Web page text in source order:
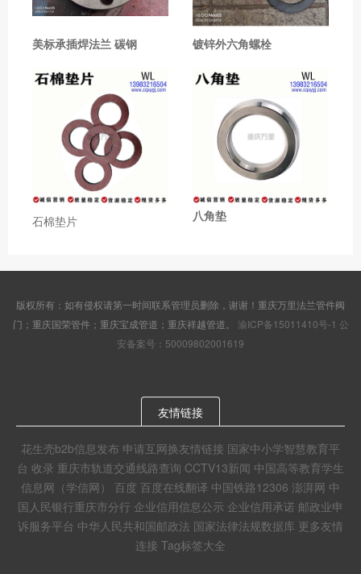
美标承插焊法兰 碳钢 镀锌外六角螺栓
石棉垫片 八角垫
版权所有：如有侵权请第一时间联系管理员删除，谢谢！重庆万里法兰管件阀
门；重庆国荣管件；重庆宝成管道；重庆祥越管道。 渝ICP备15011410号-1 公
安备案号：50009802001619
友情链接
花生壳b2b信息发布 申请互网换友情链接 国家中小学智慧教育平
台 收录 重庆市轨道交通线路查询 CCTV13新闻 中国高等教育学生
信息网（学信网） 百度 百度在线翻译 中国铁路12306 澎湃网 中
国人民银行重庆市分行 企业信用信息公示 企业信用承诺 邮政业申
诉服务平台 中华人民共和国邮政法 国家法律法规数据库 更多友情
连接 Tag标签大全